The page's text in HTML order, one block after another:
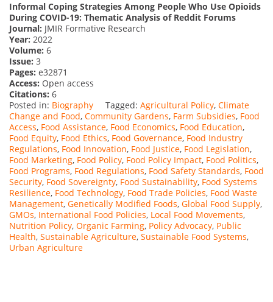
Informal Coping Strategies Among People Who Use Opioids
During COVID-19: Thematic Analysis of Reddit Forums
Journal: JMIR Formative Research
Year: 2022
Volume: 6
Issue: 3
Pages: e32871
Access: Open access
Citations: 6
Posted in: Biography Tagged: Agricultural Policy, Climate
Change and Food, Community Gardens, Farm Subsidies, Food
Access, Food Assistance, Food Economics, Food Education,
Food Equity, Food Ethics, Food Governance, Food Industry
Regulations, Food Innovation, Food Justice, Food Legislation,
Food Marketing, Food Policy, Food Policy Impact, Food Politics,
Food Programs, Food Regulations, Food Safety Standards, Food
Security, Food Sovereignty, Food Sustainability, Food Systems
Resilience, Food Technology, Food Trade Policies, Food Waste
Management, Genetically Modified Foods, Global Food Supply,
GMOs, International Food Policies, Local Food Movements,
Nutrition Policy, Organic Farming, Policy Advocacy, Public
Health, Sustainable Agriculture, Sustainable Food Systems,
Urban Agriculture